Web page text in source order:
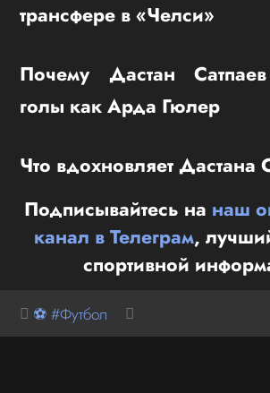
трансфере в «Челси»
Почему Дастан
голы как Арда Гюлер
Что вдохновляет Дастана
Подписывайтесь на наш
канал в Телеграм,
спортивной
⚽ #Футбол